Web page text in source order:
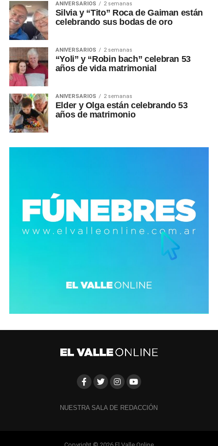
ANIVERSARIOS 2 semanas
Silvia y “Tito” Roca de Gaiman están
celebrando sus bodas de oro
ANIVERSARIOS 2 semanas
“Yoli” y “Robin bach” celebran 53
años de vida matrimonial
ANIVERSARIOS 2 semanas
Elder y Olga están celebrando 53
años de matrimonio
NUESTRA SALA DE REDACCIÓN